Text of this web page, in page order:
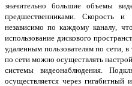
значительно большие объемы
предшественниками. Скорость и
независимо по каждому каналу,
использование дискового
удаленным пользователям по сети,
по сети можно осуществлять
системы видеонаблюдения.
осуществляется через